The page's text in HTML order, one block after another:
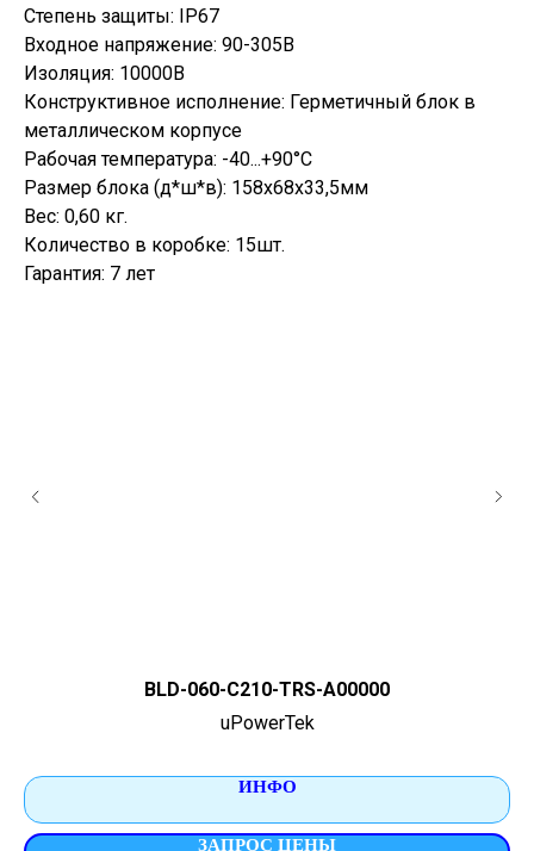
Степень защиты: IP67
Входное напряжение: 90-305В
Изоляция: 10000В
Конструктивное исполнение: Герметичный блок в
металлическом корпусе
Рабочая температура: -40...+90°C
Размер блока (д*ш*в): 158х68х33,5мм
Вес: 0,60 кг.
Количество в коробке: 15шт.
Гарантия: 7 лет
BLD-060-C210-TRS-A00000
uPowerTek
ИНФО
ЗАПРОС ЦЕНЫ